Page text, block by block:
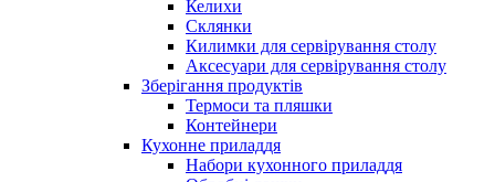
Келихи
Склянки
Килимки для сервірування столу
Аксесуари для сервірування столу
Зберігання продуктів
Термоси та пляшки
Контейнери
Кухонне приладдя
Набори кухонного приладдя